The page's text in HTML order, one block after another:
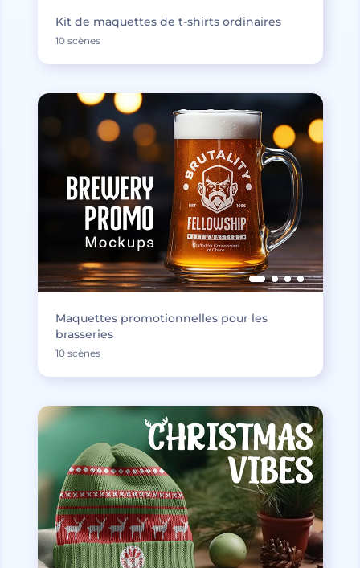
Kit de maquettes de t-shirts ordinaires
10 scènes
Maquettes promotionnelles pour les
brasseries
10 scènes